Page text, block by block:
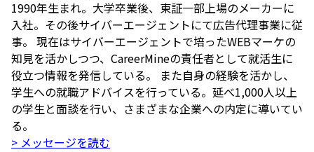
1990年生まれ。大学卒業後、東証一部上場のメーカーに
入社。その後サイバーエージェントにて広告代理事業に従
事。 現在はサイバーエージェントで培ったWEBマーケの
知見を活かしつつ、CareerMineの責任者として就活生に
役立つ情報を発信している。 また自身の経験を活かし、
学生への就職アドバイスを行っている。延べ1,000人以上
の学生と面談を行い、さまざまな企業への内定に導いてい
る。
> メッセージを読む